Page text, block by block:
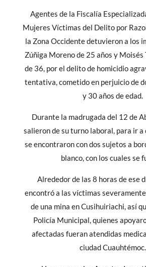
Agentes de la Fiscalía
Mujeres Víctimas del Delito por
la Zona Occidente detuvieron a los
Zúñiga Moreno de 25 años y
de 36, por el delito de homicidio
tentativa, cometido en perjuicio de
y 30 años de edad.
Durante la madrugada del 12 de
salieron de su turno laboral, para ir a
se encontraron con dos sujetos a
blanco, con los cuales se
Alrededor de las 8 horas de ese
encontró a las víctimas
de una mina en Cusihuiriachi, así
Policía Municipal, quienes
afectadas fueran atendidas
ciudad Cuauhtémoc.